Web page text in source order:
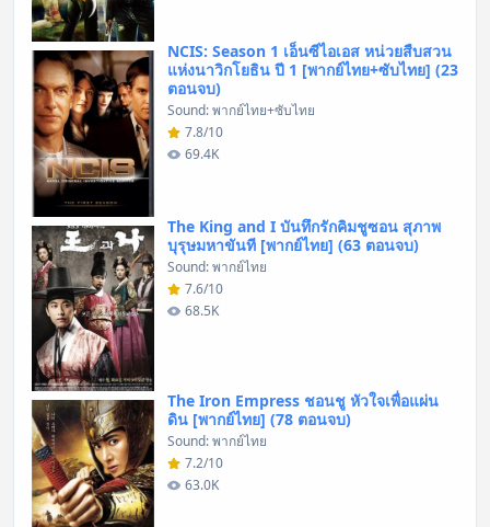
NCIS: Season 1 เอ็นซีไอเอส หน่วยสืบสวน
แห่งนาวิกโยธิน ปี 1 [พากย์ไทย+ซับไทย] (23
ตอนจบ)
Sound: พากย์ไทย+ซับไทย
7.8/10
69.4K
The King and I บันทึกรักคิมชูซอน สุภาพ
บุรุษมหาขันที [พากย์ไทย] (63 ตอนจบ)
Sound: พากย์ไทย
7.6/10
68.5K
The Iron Empress ชอนชู หัวใจเพื่อแผ่น
ดิน [พากย์ไทย] (78 ตอนจบ)
Sound: พากย์ไทย
7.2/10
63.0K